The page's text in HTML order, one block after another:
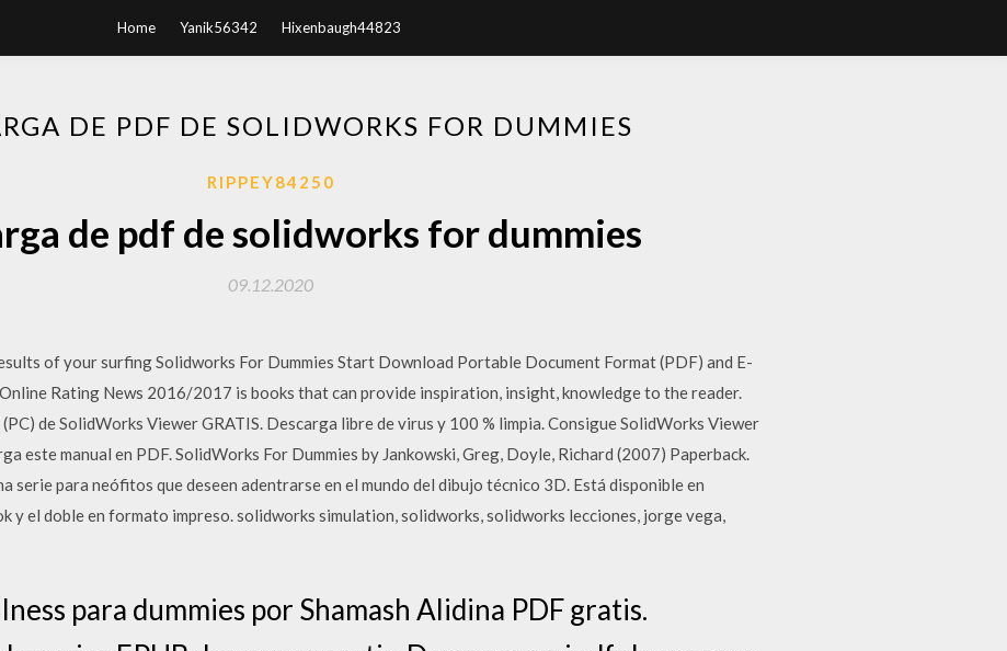
Home Yanik56342 Hixenbaugh44823
DE PDF DE SOLIDWORKS FOR DUMMIES
RIPPEY84250
de pdf de solidworks for dummies
09.12.2020
of your surfing Solidworks For Dummies Start Download Portable Document Format (PDF) and E-
Rating News 2016/2017 is books that can provide inspiration, insight, knowledge to the reader.
de SolidWorks Viewer GRATIS. Descarga libre de virus y 100 % limpia. Consigue SolidWorks Viewer
este manual en PDF. SolidWorks For Dummies by Jankowski, Greg, Doyle, Richard (2007) Paperback.
serie para neófitos que deseen adentrarse en el mundo del dibujo técnico 3D. Está disponible en
y el doble en formato impreso. solidworks simulation, solidworks, solidworks lecciones, jorge vega,
para dummies por Shamash Alidina PDF gratis.